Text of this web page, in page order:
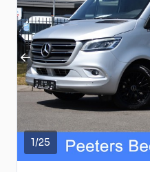
1/25